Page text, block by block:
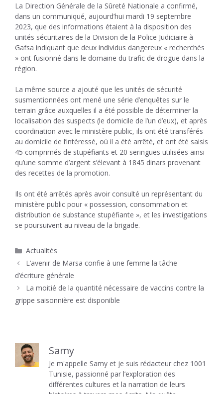
La Direction Générale de la Sûreté Nationale a confirmé,
dans un communiqué, aujourd’hui mardi 19 septembre
2023, que des informations étaient à la disposition des
unités sécuritaires de la Division de la Police Judiciaire à
Gafsa indiquant que deux individus dangereux « recherchés
» ont fusionné dans le domaine du trafic de drogue dans la
région.
La même source a ajouté que les unités de sécurité
susmentionnées ont mené une série d’enquêtes sur le
terrain grâce auxquelles il a été possible de déterminer la
localisation des suspects (le domicile de l’un d’eux), et après
coordination avec le ministère public, ils ont été transférés
au domicile de l’intéressé, où il a été arrêté, et ont été saisis
45 comprimés de stupéfiants et 20 seringues utilisées ainsi
qu’une somme d’argent s’élevant à 1845 dinars provenant
des recettes de la promotion.
Ils ont été arrêtés après avoir consulté un représentant du
ministère public pour « possession, consommation et
distribution de substance stupéfiante », et les investigations
se poursuivent au niveau de la brigade.
Catégories
Actualités
L’avenir de Marsa confie à une femme la tâche
d’écriture générale
La moitié de la quantité nécessaire de vaccins contre la
grippe saisonnière est disponible
Samy
Je m'appelle Samy et je suis rédacteur chez 1001
Tunisie, passionné par l’exploration des
différentes cultures et la narration de leurs